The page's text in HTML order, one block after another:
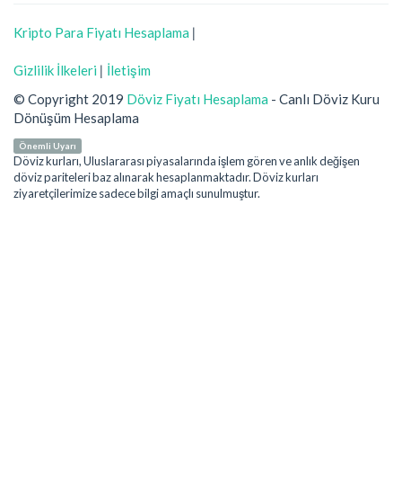
Kripto Para Fiyatı Hesaplama |
Gizlilik İlkeleri | İletişim
© Copyright 2019 Döviz Fiyatı Hesaplama - Canlı Döviz Kuru
Dönüşüm Hesaplama
Önemli Uyarı
Döviz kurları, Uluslararası piyasalarında işlem gören ve anlık değişen
döviz pariteleri baz alınarak hesaplanmaktadır. Döviz kurları
ziyaretçilerimize sadece bilgi amaçlı sunulmuştur.